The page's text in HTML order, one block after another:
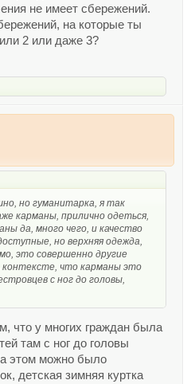
не имеет сбережений.
на которые ты
2 или даже 3?
но гуманитарка, я так
карманы, прилично одеться,
да, много чего, и качество
но верхняя одежда,
это совершенно другие
что карманы это
с ног до головы,
что у многих граждан была
там с ног до головы
этом можно было
детская зимняя куртка